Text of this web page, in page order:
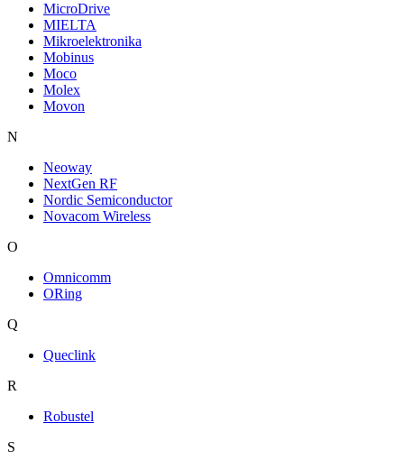
MicroDrive
MIELTA
Mikroelektronika
Mobinus
Moco
Molex
Movon
N
Neoway
NextGen RF
Nordic Semiconductor
Novacom Wireless
O
Omnicomm
ORing
Q
Queclink
R
Robustel
S